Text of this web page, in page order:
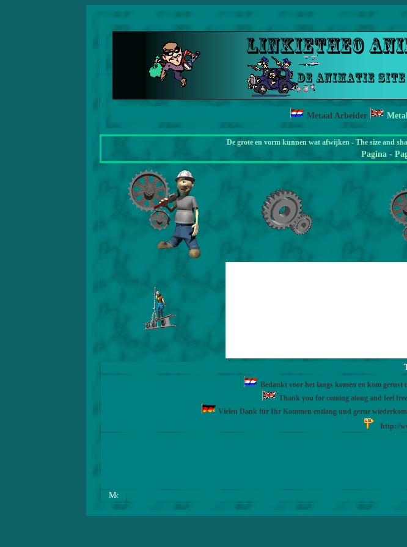
Metaal Arbeider
De grote en vorm kunnen wat afwijken - The size and
Pagina -
Bedankt voor het langs komen en kom gerust
Thank you for coming along and feel
Vielen Dank für Ihr Kommen entlang und gerne
http://